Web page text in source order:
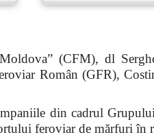
(CFM), dl
Român (GFR),
din cadrul
feroviar de mărfuri în